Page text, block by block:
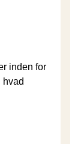
inden for
hvad